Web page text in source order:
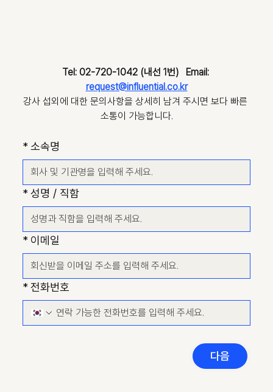
Tel: 02-720-1042 (내선 1번)   Email:
request@influential.co.kr
강사 섭외에 대한 문의사항을 상세히 남겨 주시면 보다 빠른
소통이 가능합니다.
*소속명
*성명 / 직함
* 이메일
*전화번호
다음